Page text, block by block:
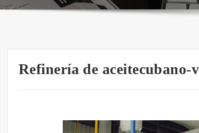
Refinería de aceitecubano-